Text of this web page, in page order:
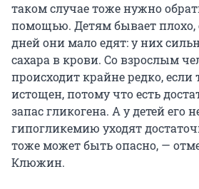
таком случае тоже нужно
помощью. Детям бывает плохо,
дней они мало едят: у них
сахара в крови. Со взрослым
происходит крайне редко, если
истощен, потому что есть
запас гликогена. А у детей его
гипогликемию уходят
тоже может быть опасно, —
Клюжин.